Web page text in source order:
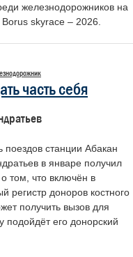
железнодорожников на
skyrace – 2026.
часть себя
поездов станции Абакан
в январе получил
том, что включён в
регистр доноров костного
получить вызов для
подойдёт его донорский